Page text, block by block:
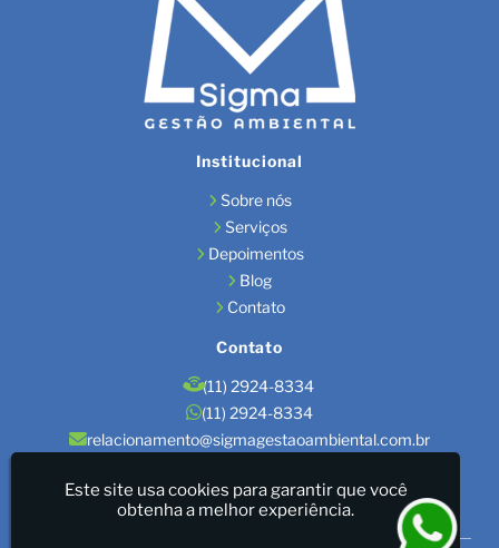
Institucional
Sobre nós
Serviços
Depoimentos
Blog
Contato
Contato
(11) 2924-8334
(11) 2924-8334
relacionamento@sigmagestaoambiental.com.br
Localização
São Paulo / SP
Este site usa cookies para garantir que você
obtenha a melhor experiência.